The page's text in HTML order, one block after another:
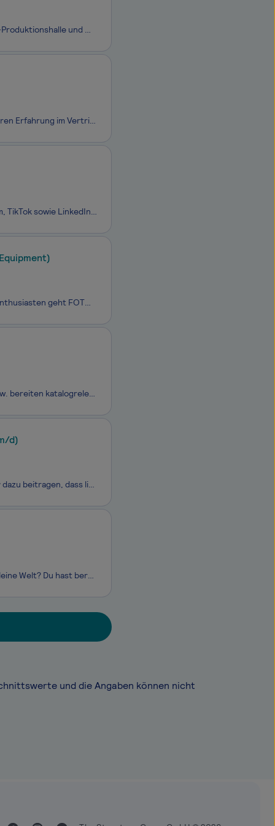
BANNERKÖNIG zählt mit über 100.000 Kunden, einer hochmodernen 4.000-qm-Produktionshalle und modernster Technologie zu den führenden Druckereien Deutschlands. Doch wir haben noch größere Ziele: Wir wollen eine der führenden Online-Druckereien in Europa werden. Dafür entwickeln wir uns kontinuierlich
Dirk Kreuter ist #1 Business Mentor im deutschsprachigen Raum mit über 35 Jahren Erfahrung im Vertrieb. Er entwickelt praxisorientierte Trainings- und Weiterbildungsformate für Unternehmen und Selbstständige mit Fokus auf strukturierte Verkaufsprozesse und nachhaltiges Wachstum. Wenn auch du unseren
Betreuung und Weiterentwicklung der Social Media-Kanäle (Facebook, Instagram, TikTok sowie LinkedIn) Recherche nach interessanten Themen und Erstellung der Redaktionspläne Content Gestaltung und Produktion in Form von Posts und Videos Du planst, steuerst und evaluierst Social Media-Kampagnen, wer
UNSERE REISE Als einer der führenden deutschen Onlineshops für Fotografie-Enthusiasten geht FOTO HAMER immer wieder neue innovative Wege. Wir sind unverändert ein Familienunternehmen seit dem Jahr 1910 und verpflichten wir uns der Innovation, anstelle der Tradition. 100% Forward Thinking, 100% Pe
- Sie sind zuständig für die Eingabe und Pflege der Stammdaten und ergänzen bzw. bereiten katalogrelevante Artikeldaten auf. - In Ihrer Tätigkeit sind Sie zuständig für die textliche und optische Darstellung unserer Produkte in unserem Online-Shop. - Sie gewährleisten eine konstant zuverlässige Da
d)
Du liebst es, Menschen zu begeistern, weißt wie man Türen öffnet und willst aktiv dazu beitragen, dass likeyaa weiter wächst? Dann bist du bei uns genau richtig.
Kultur und Events sind dein Zuhause? Social-Media- und Online-Marketing sind deine Welt? Du hast bereits praktische Erfahrung im Marketing im Kultur- und Eventsektor? Du möchtest dazu beitragen die Standards für Kommunikation und Marketing von Kulturinstitutionen und Veranstaltern neu zu definieren?
und die Angaben können nicht